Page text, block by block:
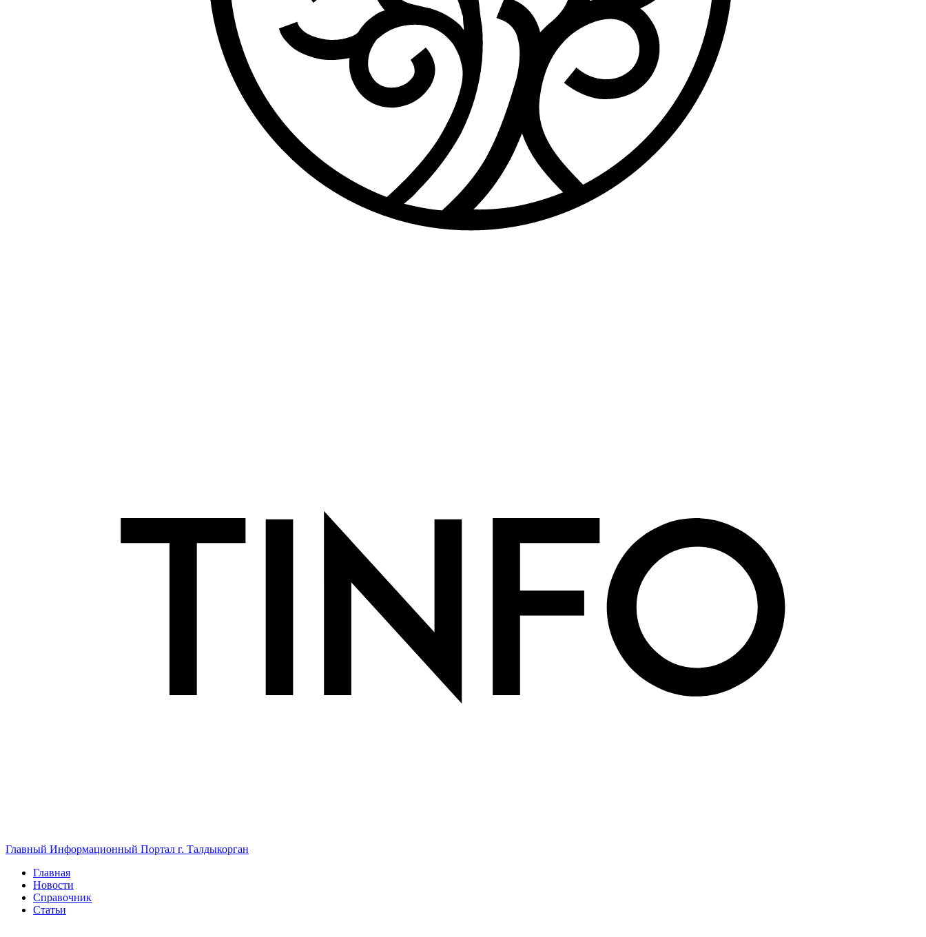
Главный Информационный Портал г. Талдыкорган
Главная
Новости
Справочник
Статьи